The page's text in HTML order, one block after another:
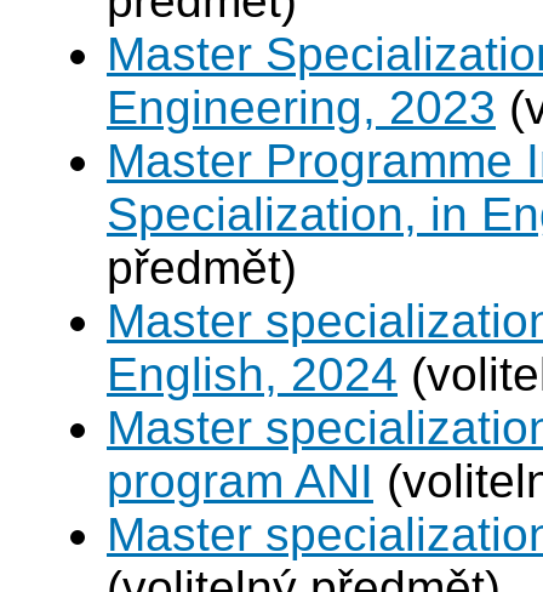
Master
Engineering, 2023
Master Programme
Specialization, in
předmět)
Master
English, 2024
Master
program ANI
Master